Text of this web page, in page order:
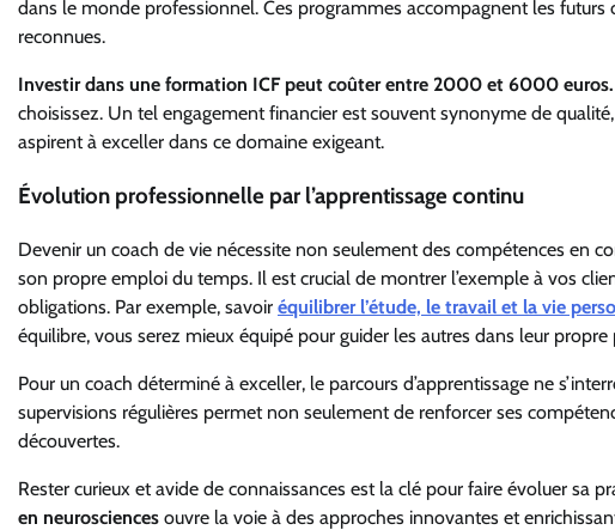
dans le monde professionnel. Ces programmes accompagnent les
reconnues.
Investir dans une formation ICF peut coûter entre 2000 et 6000 euros.
choisissez. Un tel engagement financier est souvent synonyme de
aspirent à exceller dans ce domaine exigeant.
Évolution professionnelle par l’apprentissage continu
Devenir un coach de vie nécessite non seulement des compétences en
son propre emploi du temps. Il est crucial de montrer l’exemple à vos
obligations. Par exemple, savoir équilibrer l’étude, le travail et la vie
équilibre, vous serez mieux équipé pour guider les autres dans leur propre
Pour un coach déterminé à exceller, le parcours d’apprentissage ne
supervisions régulières permet non seulement de renforcer ses
découvertes.
Rester curieux et avide de connaissances est la clé pour faire évoluer sa
en neurosciences ouvre la voie à des approches innovantes et